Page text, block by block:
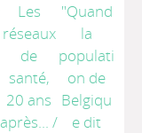
Les
réseaux
de
santé,
20 ans
après... /
"Quand
la
populati
on de
Belgiqu
e dit